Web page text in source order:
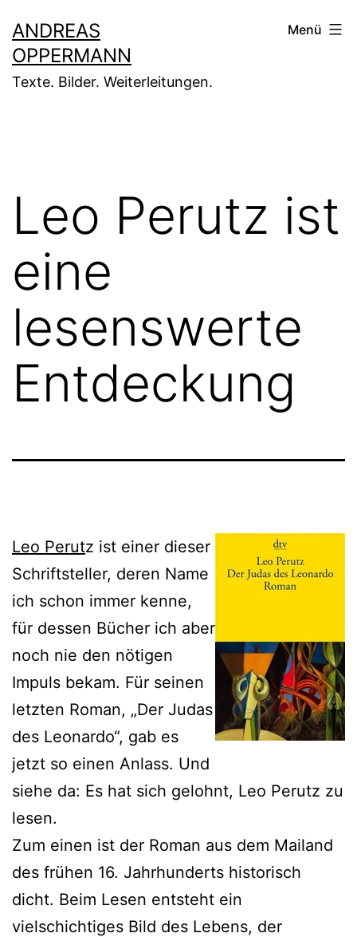
Inhalt
springen
ANDREAS
OPPERMANN
Texte. Bilder. Weiterleitungen.
Menü
Leo Perutz ist
eine
lesenswerte
Entdeckung
Leo Perutz ist einer dieser
Schriftsteller, deren Name
ich schon immer kenne,
für dessen Bücher ich aber
noch nie den nötigen
Impuls bekam. Für seinen
letzten Roman, „Der Judas
des Leonardo“, gab es
jetzt so einen Anlass. Und
siehe da: Es hat sich gelohnt, Leo Perutz zu
lesen.
Zum einen ist der Roman aus dem Mailand
des frühen 16. Jahrhunderts historisch
dicht. Beim Lesen entsteht ein
vielschichtiges Bild des Lebens, der